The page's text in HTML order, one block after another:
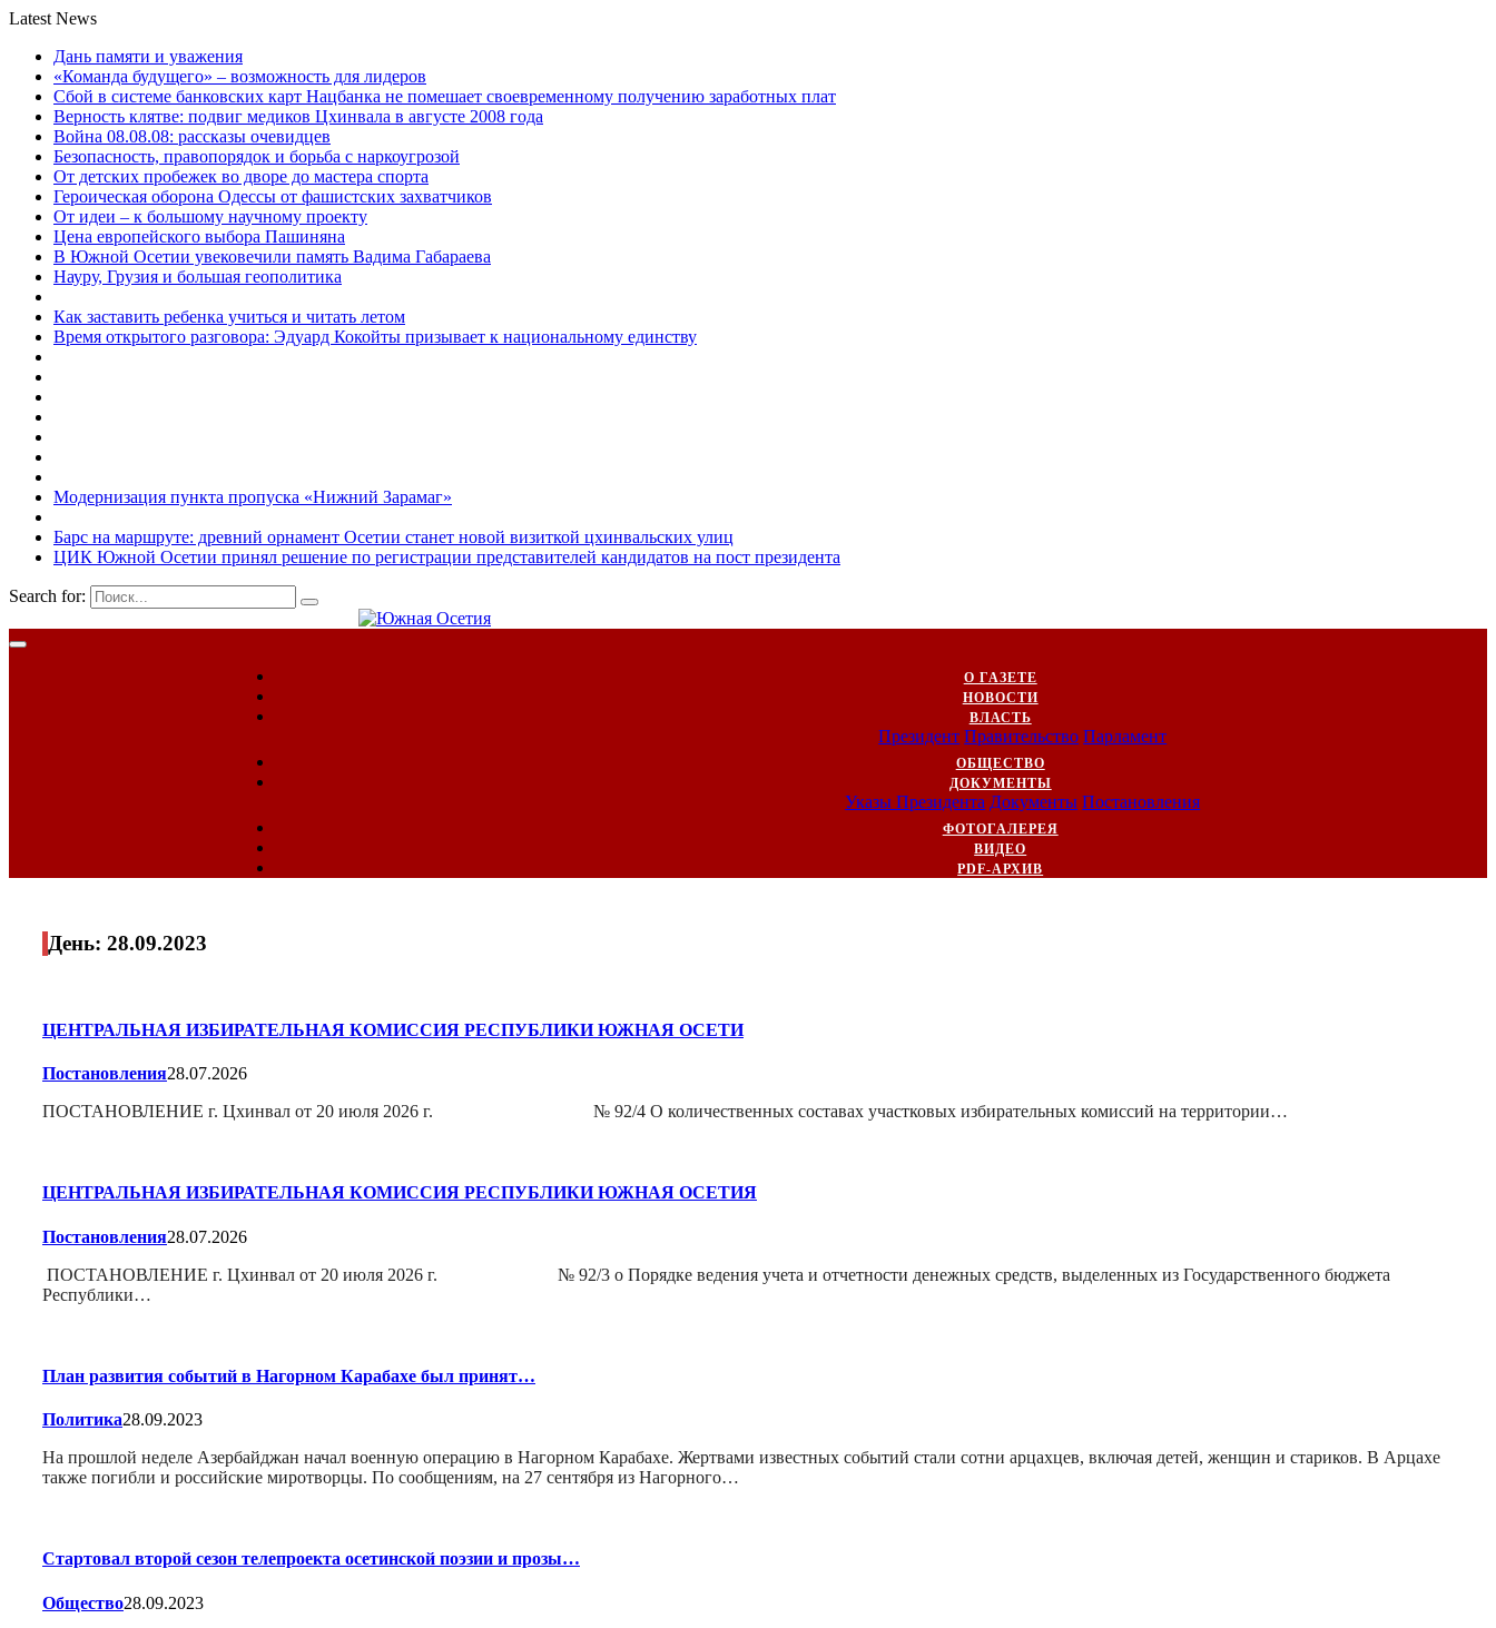
Latest News
Дань памяти и уважения
«Команда будущего» – возможность для лидеров
Сбой в системе банковских карт Нацбанка не помешает своевременному получению заработных плат
Верность клятве: подвиг медиков Цхинвала в августе 2008 года
Война 08.08.08: рассказы очевидцев
Безопасность, правопорядок и борьба с наркоугрозой
От детских пробежек во дворе до мастера спорта
Героическая оборона Одессы от фашистских захватчиков
От идеи – к большому научному проекту
Цена европейского выбора Пашиняна
В Южной Осетии увековечили память Вадима Габараева
Науру, Грузия и большая геополитика
Как заставить ребенка учиться и читать летом
Время открытого разговора: Эдуард Кокойты призывает к национальному единству
Модернизация пункта пропуска «Нижний Зарамаг»
Барс на маршруте: древний орнамент Осетии станет новой визиткой цхинвальских улиц
ЦИК Южной Осетии принял решение по регистрации представителей кандидатов на пост президента
Search for:
О ГАЗЕТЕ
НОВОСТИ
ВЛАСТЬ
Президент Правительство Парламент
ОБЩЕСТВО
ДОКУМЕНТЫ
Указы Президента Документы Постановления
ФОТОГАЛЕРЕЯ
ВИДЕО
PDF-АРХИВ
День: 28.09.2023
ЦЕНТРАЛЬНАЯ ИЗБИРАТЕЛЬНАЯ КОМИССИЯ РЕСПУБЛИКИ ЮЖНАЯ ОСЕТИ
Постановления28.07.2026
ПОСТАНОВЛЕНИЕ г. Цхинвал от 20 июля 2026 г. № 92/4 О количественных составах участковых избирательных комиссий на территории…
ЦЕНТРАЛЬНАЯ ИЗБИРАТЕЛЬНАЯ КОМИССИЯ РЕСПУБЛИКИ ЮЖНАЯ ОСЕТИЯ
Постановления28.07.2026
ПОСТАНОВЛЕНИЕ г. Цхинвал от 20 июля 2026 г. № 92/3 о Порядке ведения учета и отчетности денежных средств, выделенных из Государственного бюджета
Республики…
План развития событий в Нагорном Карабахе был принят…
Политика28.09.2023
На прошлой неделе Азербайджан начал военную операцию в Нагорном Карабахе. Жертвами известных событий стали сотни арцахцев, включая детей, женщин и стариков. В Арцахе
также погибли и российские миротворцы. По сообщениям, на 27 сентября из Нагорного…
Стартовал второй сезон телепроекта осетинской поэзии и прозы…
Общество28.09.2023